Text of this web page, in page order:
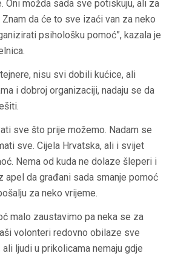
Oni možda sada sve potiskuju, ali za
da će to sve izaći van za neko
psihološku pomoć”, kazala je
nisu svi dobili kućice, ali
i dobroj organizaciji, nadaju se da
sve što prije možemo. Nadam se
sve. Cijela Hrvatska, ali i svijet
Nema od kuda ne dolaze šleperi i
apel da građani sada smanje pomoć
za neko vrijeme.
malo zaustavimo pa neka se za
volonteri redovno obilaze sve
ljudi u prikolicama nemaju gdje